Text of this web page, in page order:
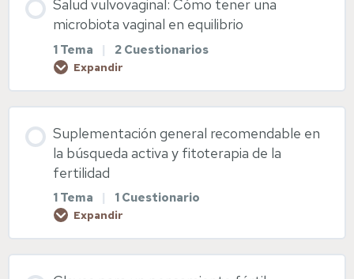
Diapositivas Cuida tu hígado
0% COMPLETADO 0/1 pasos
Salud bucal
Diapositivas Salud bucal
Salud vulvovaginal: Cómo tener una
microbiota vaginal en equilibrio
1 Tema | 2 Cuestionarios
Expandir
0% COMPLETADO 0/1 pasos
Salud vulvovaginal
Enlaces web de interés
Suplementación general recomendable en
la búsqueda activa y fitoterapia de la
fertilidad
1 Tema | 1 Cuestionario
Expandir